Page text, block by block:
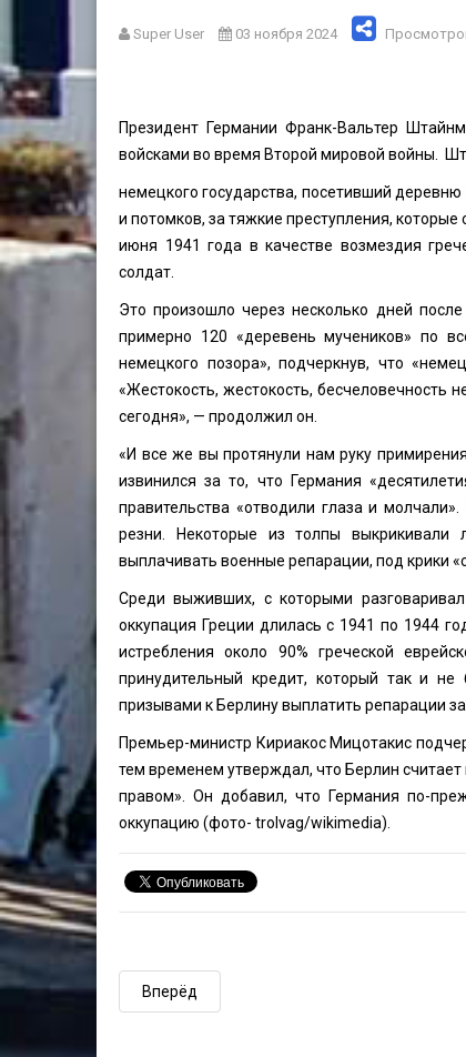
Super User 03 ноября 2024
Президент Германии Франк-Вальтер
войсками во время Второй мировой войны.
немецкого государства, посетивший
и потомков, за тяжкие преступления,
июня 1941 года в качестве возмездия
солдат.
Это произошло через несколько дней
примерно 120 «деревень мучеников» по
немецкого позора», подчеркнув, что
«Жестокость, жестокость, бесчеловечность
сегодня», — продолжил он.
«И все же вы протянули нам руку
извинился за то, что Германия
правительства «отводили глаза и
резни. Некоторые из толпы выкрикивали
выплачивать военные репарации, под крики
Среди выживших, с которыми
оккупация Греции длилась с 1941 по 1944
истребления около 90% греческой
принудительный кредит, который так и
призывами к Берлину выплатить репарации
Премьер-министр Кириакос Мицотакис
тем временем утверждал, что Берлин
правом». Он добавил, что Германия по-
оккупацию (фото- trolvag/wikimedia)
Вперёд